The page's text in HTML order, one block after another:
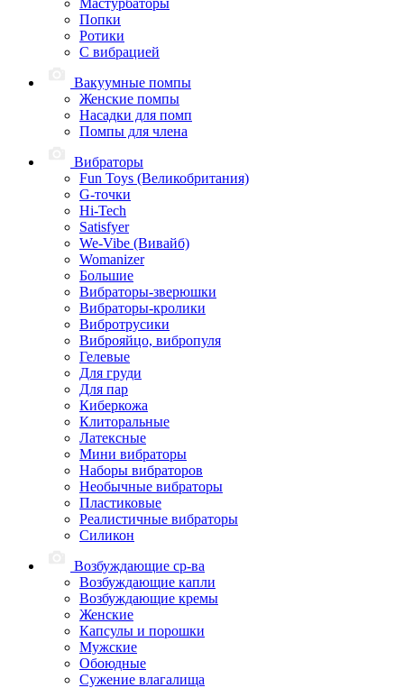
Попки
Ротики
С вибрацией
Вакуумные помпы
Женские помпы
Насадки для помп
Помпы для члена
Вибраторы
Fun Toys (Великобритания)
G-точки
Hi-Tech
Satisfyer
We-Vibe (Вивайб)
Womanizer
Большие
Вибраторы-зверюшки
Вибраторы-кролики
Вибротрусики
Виброяйцо, вибропуля
Гелевые
Для груди
Для пар
Киберкожа
Клиторальные
Латексные
Мини вибраторы
Наборы вибраторов
Необычные вибраторы
Пластиковые
Реалистичные вибраторы
Силикон
Возбуждающие ср-ва
Возбуждающие капли
Возбуждающие кремы
Женские
Капсулы и порошки
Мужские
Обоюдные
Сужение влагалища